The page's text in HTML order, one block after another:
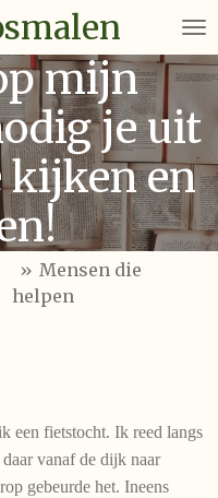
mijn
je uit
kijken en
» Mensen die
helpen
een fietstocht. Ik reed langs
vanaf de dijk naar
gebeurde het. Ineens